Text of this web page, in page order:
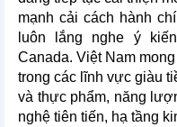
mạnh cải cách hành
luôn lắng nghe ý
Canada. Việt Nam
trong các lĩnh vực giàu
và thực phẩm, năng
nghệ tiên tiến, hạ tầng